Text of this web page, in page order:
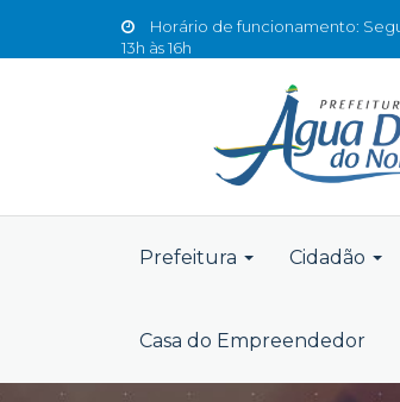
Horário de funcionamento:
13h às 16h
Prefeitura Cidadão
Casa do Empreendedor